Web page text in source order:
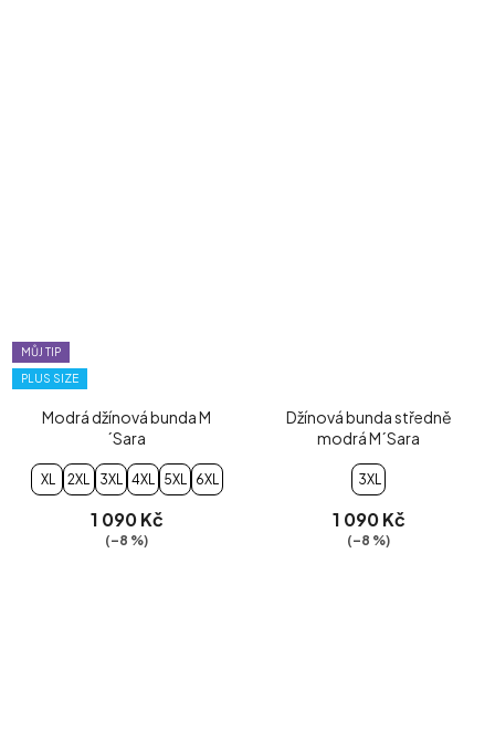
MŮJ TIP
PLUS SIZE
Modrá džínová bunda M
´Sara
XL 2XL 3XL 4XL 5XL 6XL
1 090 Kč
(–8 %)
Džínová bunda středně
modrá M´Sara
3XL
1 090 Kč
(–8 %)